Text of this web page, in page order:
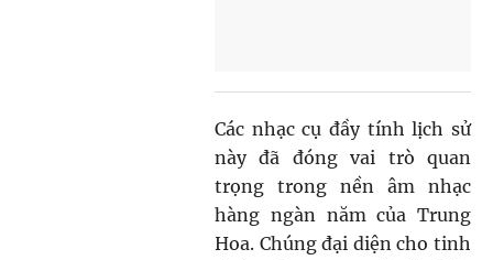
Các nhạc cụ đầy tính lịch sử
này đã đóng vai trò quan
trọng trong nền âm nhạc
hàng ngàn năm của Trung
Hoa. Chúng đại diện cho tinh